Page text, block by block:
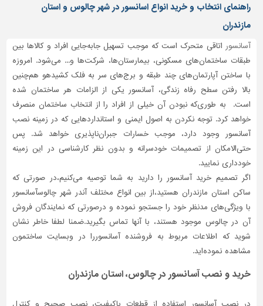
راهنمای انتخاب و خرید انواع اسانسور در شهر چالوس و استان
مازندران
آسانسور اتاقی متحرک است که موجب تسهیل جابه‌جایی افراد و کالاها بین
طبقات ساختمان‌های مسکونی، بیمارستان‌ها، شرکت‌ها و... می‌شود. امروزه
با ساختن آپارتمان‌های چند طبقه و برج‌های سر به فلک کشیدهو هم‌چنین
بالا رفتن سطح رفاه زندگی، آسانسور یکی از الزامات هر ساختمان شده
است. به طوری‌که نبودن آن خیلی‌ از افراد را از انتخاب ساختمان منصرف
خواهد کرد. توجه نکردن به اصول ایمنی و استانداردهایی که در زمینه نصب
آسانسور وجود دارد، موجب خسارات جبران‌ناپذیری خواهد شد. پس
حتی‌الامکان از تصمیمات خودسرانه و بدون نظر کارشناسی در این زمینه
خودداری نمایید.
اگر تصمیم خرید آسانسور را دارید به شما توصیه می‌کنیم،در صورتی که
ساکن استان مازندران هستید،از بین انواع مختلف آندر شهر چالوسآسانسور
با ویژگی‌های مدنظر خود را جستجو نموده و درصورتی‌ که نمایندگان فروش
آن در چالوس موجود هستند، با آنها تماس بگیرید.ضمنا لطفا خاطر نشان
شوید که اطلاعات مربوط به فروشنده آسانسوررا در وبسایت ساختمون
مشاهده نموده‌اید.
خرید و نصب آسانسور در چالوس، استان مازندران